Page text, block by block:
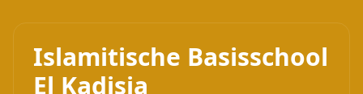
Islamitische Basisschool
El Kadisia